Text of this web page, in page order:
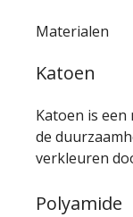
Materialen
Katoen
Katoen is
de
verkleuren
Polyamide